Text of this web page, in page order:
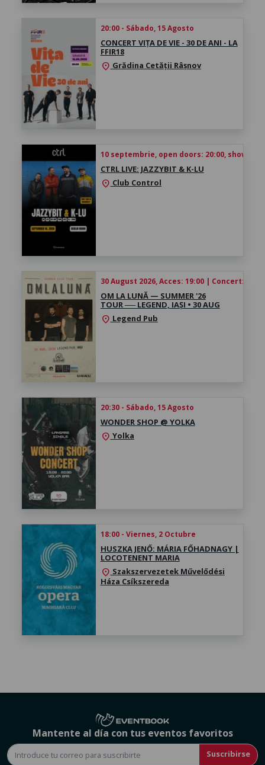
20:00 - Sábado, 15 Agosto
CONCERT VIȚA DE VIE - 30 DE ANI - LA
FFIR18
location_on Grădina Cetății Râșnov
10 septembrie, open doors: 20:00, show
CTRL LIVE: JAZZYBIT & K-LU
location_on Club Control
30 August 2026, Acces: 19:00 | Concert: 20:30
OM LA LUNĂ — ​SUMMER '26
TOUR ── LEGEND, IAȘI ​• 30 AUG
location_on Legend Pub
20:30 - Sábado, 15 Agosto
WONDER SHOP @ YOLKA
location_onYolka
18:00 - Viernes, 2 Octubre
HUSZKA JENŐ: MÁRIA FŐHADNAGY |
LOCOTENENT MARIA
location_on Szakszervezetek Művelődési
Háza Csíkszereda
Mantente al día con tus eventos favoritos
Suscribirse